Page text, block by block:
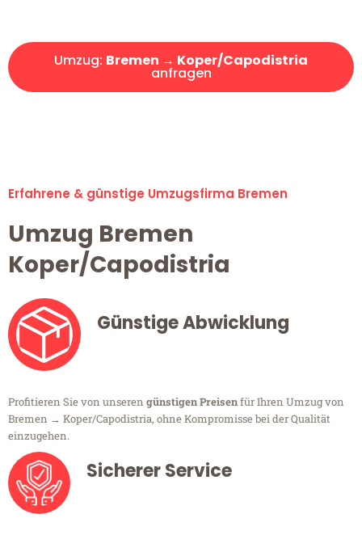
Umzug: Bremen → Koper/Capodistria
anfragen
Erfahrene & günstige Umzugsfirma Bremen
Umzug Bremen
Koper/Capodistria
Günstige Abwicklung
Profitieren Sie von unseren günstigen Preisenfür Ihren Umzug von
Bremen → Koper/Capodistria, ohne Kompromisse bei der Qualität
einzugehen.
Sicherer Service